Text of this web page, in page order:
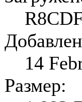
14
Размер: